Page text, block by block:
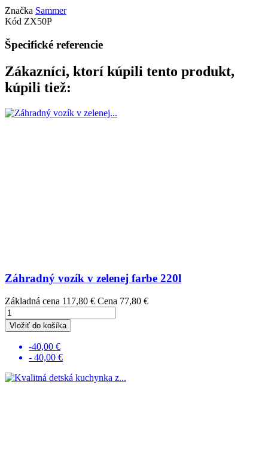
Značka Sammer
Kód ZX50P
Špecifické referencie
Zákazníci, ktorí kúpili tento produkt,
kúpili tiež:
Záhradný vozík v zelenej farbe 220l
Základná cena 117,80 € Cena 77,80 €
Vložiť do košíka
-40,00 €
- 40,00 €